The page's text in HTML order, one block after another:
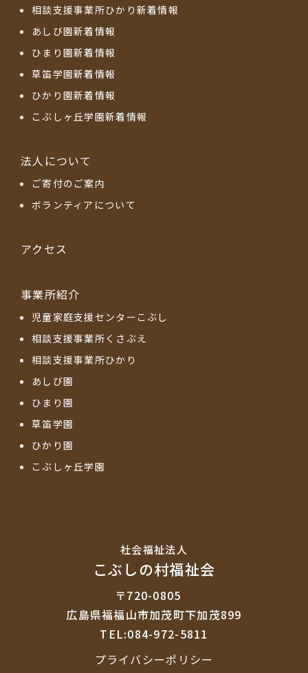
相談支援事業所ひかり新着情報
あしび園新着情報
ひまり園新着情報
草笛学園新着情報
ひかり園新着情報
こぶしヶ丘学園新着情報
法人について
ご寄付のご案内
ボランティアについて
アクセス
事業所紹介
児童家庭支援センターこぶし
相談支援事業所くさぶえ
相談支援事業所ひかり
あしび園
ひまり園
草笛学園
ひかり園
こぶしヶ丘学園
社会福祉法⼈
こぶしの村福祉会
〒720-0805
広島県福福山市加茂町下加茂899
TEL:084-972-5811
プライバシーポリシー